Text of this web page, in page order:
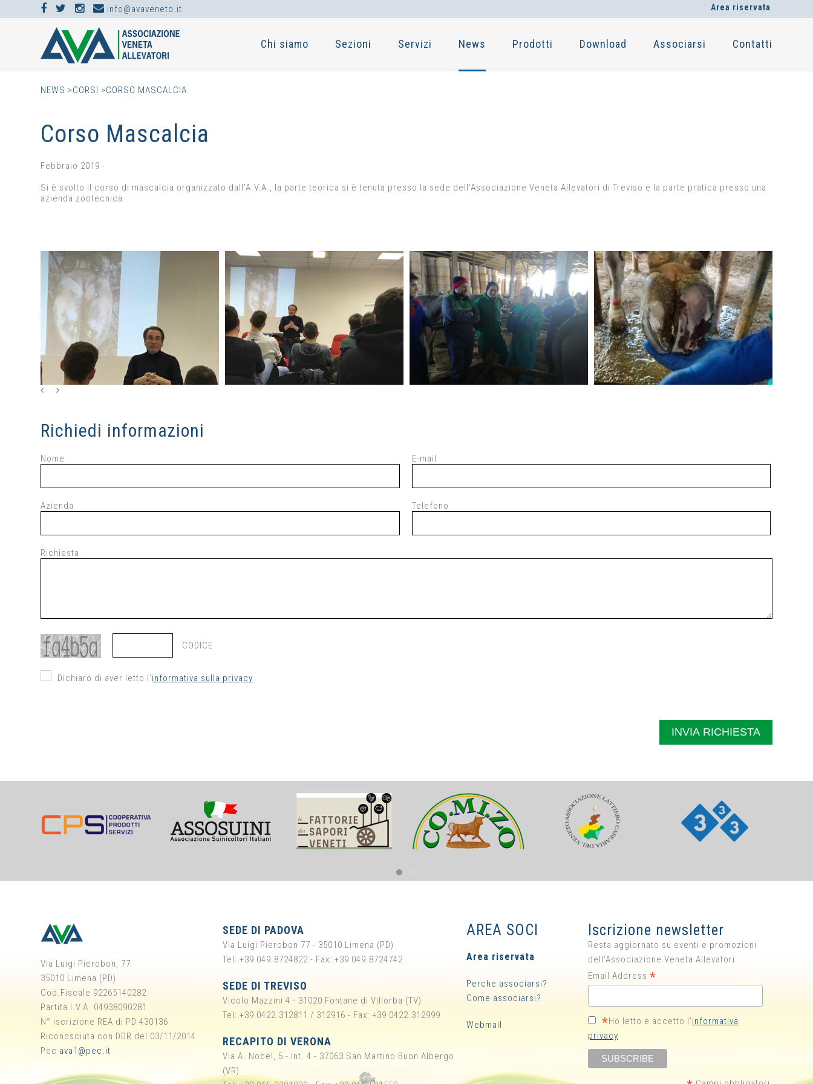
info@avaveneto.it Area riservata
Chi siamo Sezioni Servizi News Prodotti Download Associarsi Contatti
NEWS >CORSI >CORSO MASCALCIA
Corso Mascalcia
Febbraio 2019 -
Si è svolto il corso di mascalcia organizzato dall'A.V.A., la parte teorica si è tenuta presso la sede dell'Associazione Veneta Allevatori di Treviso e la parte pratica presso una
azienda zootecnica
Richiedi informazioni
Nome
Azienda
E-mail
Telefono
Richiesta
CODICE
Dichiaro di aver letto l'informativa sulla privacy
Via Luigi Pierobon, 77
35010 Limena (PD)
Cod.Fiscale 92265140282
Partita I.V.A. 04938090281
N° iscrizione REA di PD 430136
Riconosciuta con DDR del 03/11/2014
Pec ava1@pec.it
SEDE DI PADOVA
Via Luigi Pierobon 77 - 35010 Limena (PD)
Tel: +39 049.8724822 - Fax: +39 049.8724742
SEDE DI TREVISO
Vicolo Mazzini 4 - 31020 Fontane di Villorba (TV)
Tel: +39 0422.312811 / 312916 - Fax: +39 0422.312999
RECAPITO DI VERONA
Via A. Nobel, 5 - Int. 4 - 37063 San Martino Buon Albergo
(VR)
AREA SOCI
Area riservata
Perche associarsi?
Come associarsi?
Webmail
Iscrizione newsletter
Resta aggiornato su eventi e promozioni
dell'Associazione Veneta Allevatori
Email Address *
*Ho letto e accetto l'informativa
privacy